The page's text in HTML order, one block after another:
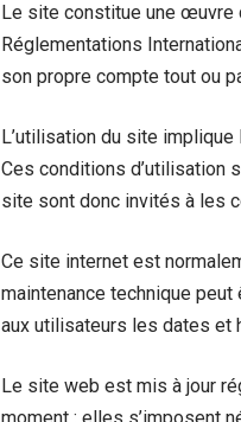
Le site constitue une œuvre
Réglementations
son propre compte tout ou
L’utilisation du site
Ces conditions d’utilisation
site sont donc invités à les
Ce site internet est
maintenance technique
aux utilisateurs les dates et
Le site web est mis à jour